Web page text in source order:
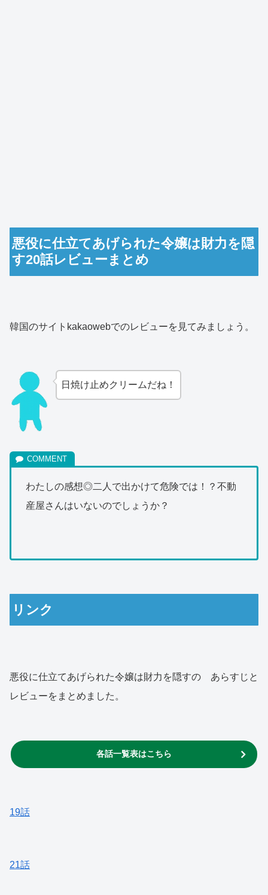
悪役に仕立てあげられた令嬢は財力を隠
す20話レビューまとめ
韓国のサイトkakaowebでのレビューを見てみましょう。
日焼け止めクリームだね！
わたしの感想◎二人で出かけて危険では！？不動
産屋さんはいないのでしょうか？
リンク
悪役に仕立てあげられた令嬢は財力を隠すの あらすじと
レビューをまとめました。
各話一覧表はこちら
19話
21話